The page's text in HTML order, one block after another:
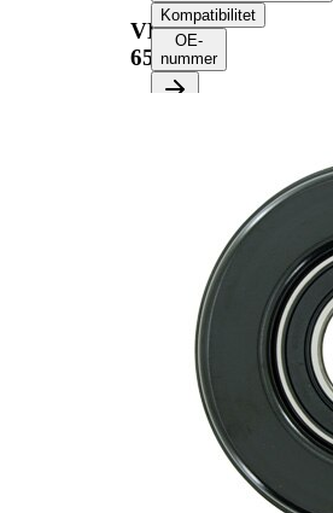
VKM
65034
Kompatibilitet
OE-
nummer
25,5
mm